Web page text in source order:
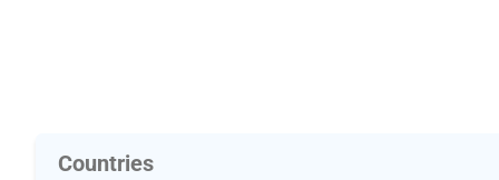
Countries